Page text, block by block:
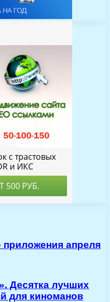
апреля
Десятка лучших
для киноманов